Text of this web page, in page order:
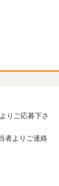
りご応募下さ
者よりご連絡